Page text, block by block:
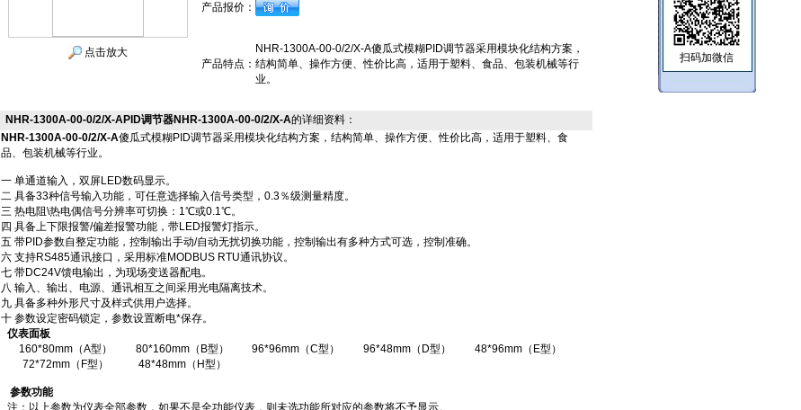
点击放大
产品报价：
产品特点：
NHR-1300A-00-0/2/X-A傻瓜式模糊PID调节器采用模块化结构方案，
结构简单、操作方便、性价比高，适用于塑料、食品、包装机械等行
业。
NHR-1300A-00-0/2/X-APID调节器NHR-1300A-00-0/2/X-A的详细资料：
NHR-1300A-00-0/2/X-A傻瓜式模糊PID调节器采用模块化结构方案，结构简单、操作方便、性价比高，适用于塑料、食
品、包装机械等行业。
一 单通道输入，双屏LED数码显示。
二 具备33种信号输入功能，可任意选择输入信号类型，0.3％级测量精度。
三 热电阻\热电偶信号分辨率可切换：1℃或0.1℃。
四 具备上下限报警/偏差报警功能，带LED报警灯指示。
五 带PID参数自整定功能，控制输出手动/自动无扰切换功能，控制输出有多种方式可选，控制准确。
六 支持RS485通讯接口，采用标准MODBUS RTU通讯协议。
七 带DC24V馈电输出，为现场变送器配电。
八 输入、输出、电源、通讯相互之间采用光电隔离技术。
九 具备多种外形尺寸及样式供用户选择。
十 参数设定密码锁定，参数设置断电*保存。
仪表面板
160*80mm（A型）
80*160mm（B型） 96*96mm（C型） 96*48mm（D型）
48*96mm（E型）
72*72mm（F型）
48*48mm（H型）
参数功能
注：以上参数为仪表全部参数，如果不是全功能仪表，则未选功能所对应的参数将不予显示。
扫码加微信